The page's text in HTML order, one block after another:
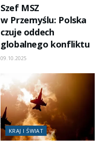
Szef MSZ
w Przemyślu: Polska
czuje oddech
globalnego konfliktu
09.10.2025
KRAJ I ŚWIAT